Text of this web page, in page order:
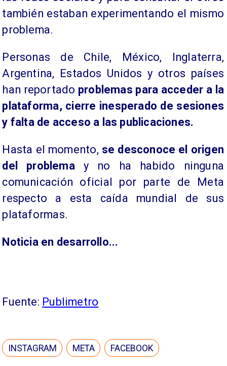
también estaban experimentando el mismo
problema.
Personas de Chile, México, Inglaterra,
Argentina, Estados Unidos y otros países
han reportado problemas para acceder a la
plataforma, cierre inesperado de sesiones
y falta de acceso a las publicaciones.
Hasta el momento, se desconoce el origen
del problemay no ha habido ninguna
comunicación oficial por parte de Meta
respecto a esta caída mundial de sus
plataformas.
Noticia en desarrollo...
Fuente: Publimetro
INSTAGRAM META FACEBOOK